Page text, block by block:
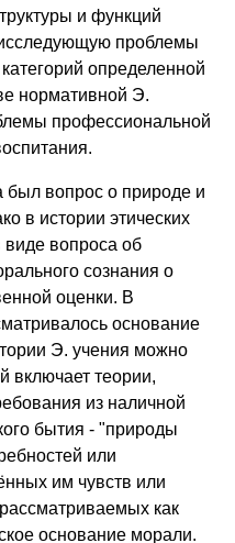
и функций
проблемы
определенной
нормативной Э.
профессиональной
был вопрос о природе и
в истории этических
виде вопроса об
сознания о
оценки. В
основание
Э. учения можно
включает теории,
из наличной
бытия - "природы
или
им чувств или
как
основание морали.